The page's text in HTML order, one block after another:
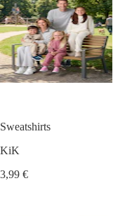
Sweatshirts
KiK
3,99 €